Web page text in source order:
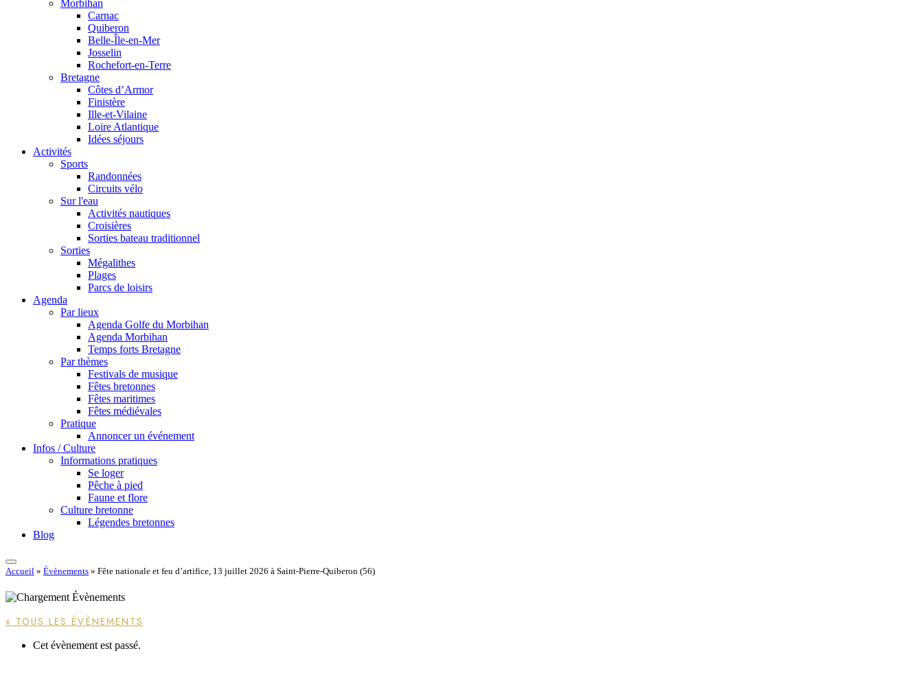
Morbihan
Carnac
Quiberon
Belle-Île-en-Mer
Josselin
Rochefort-en-Terre
Bretagne
Côtes d’Armor
Finistère
Ille-et-Vilaine
Loire Atlantique
Idées séjours
Activités
Sports
Randonnées
Circuits vélo
Sur l'eau
Activités nautiques
Croisières
Sorties bateau traditionnel
Sorties
Mégalithes
Plages
Parcs de loisirs
Agenda
Par lieux
Agenda Golfe du Morbihan
Agenda Morbihan
Temps forts Bretagne
Par thèmes
Festivals de musique
Fêtes bretonnes
Fêtes maritimes
Fêtes médiévales
Pratique
Annoncer un événement
Infos / Culture
Informations pratiques
Se loger
Pêche à pied
Faune et flore
Culture bretonne
Légendes bretonnes
Blog
Accueil » Évènements » Fête nationale et feu d’artifice, 13 juillet 2026 à Saint-Pierre-Quiberon (56)
« TOUS LES ÉVÈNEMENTS
Cet évènement est passé.